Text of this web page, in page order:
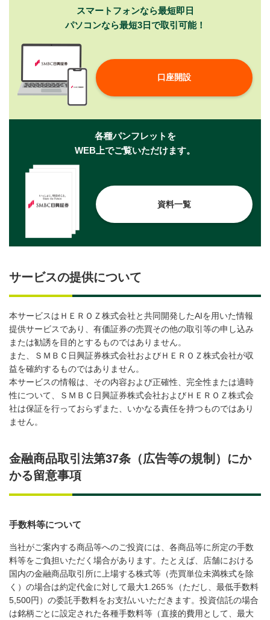
スマートフォンなら最短即日
パソコンなら最短3日で取引可能！
口座開設
各種パンフレットを
WEB上でご覧いただけます。
資料一覧
サービスの提供について
本サービスはＨＥＲＯＺ株式会社と共同開発したAIを用いた情報
提供サービスであり、有価証券の売買その他の取引等の申し込み
または勧誘を目的とするものではありません。
また、ＳＭＢＣ日興証券株式会社およびＨＥＲＯＺ株式会社が収
益を確約するものではありません。
本サービスの情報は、その内容および正確性、完全性または適時
性について、ＳＭＢＣ日興証券株式会社およびＨＥＲＯＺ株式会
社は保証を行っておらずまた、いかなる責任を持つものではあり
ません。
金融商品取引法第37条（広告等の規制）にか
かる留意事項
手数料等について
当社がご案内する商品等へのご投資には、各商品等に所定の手数
料等をご負担いただく場合があります。たとえば、店舗における
国内の金融商品取引所に上場する株式等（売買単位未満株式を除
く）の場合は約定代金に対して最大1.265％（ただし、最低手数料
5,500円）の委託手数料をお支払いいただきます。投資信託の場合
は銘柄ごとに設定された各種手数料等（直接的費用として、最大